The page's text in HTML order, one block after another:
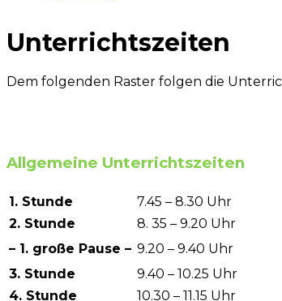
Unterrichtszeiten
Dem folgenden Raster folgen die
Allgemeine Unterrichtszeiten
1. Stunde
2. Stunde
7.45 – 8.30 Uhr
8. 35 – 9.20 Uhr
– 1. große Pause – 9.20 – 9.40 Uhr
3. Stunde
4. Stunde
9.40 – 10.25 Uhr
10.30 – 11.15 Uhr